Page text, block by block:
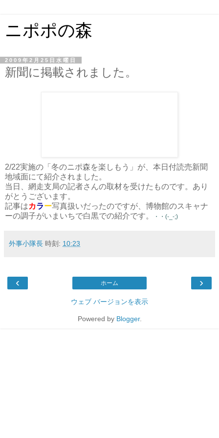
ニポポの森
2009年2月25日水曜日
新聞に掲載されました。
2/22実施の「冬のニポ森を楽しもう」が、本日付読売新聞
地域面にて紹介されました。
当日、網走支局の記者さんの取材を受けたものです。あり
がとうございます。
記事はカラー写真扱いだったのですが、博物館のスキャナ
ーの調子がいまいちで白黒での紹介です。
・・(-_-;)
外事小隊長 時刻: 10:23
‹ ›
ホーム
ウェブ バージョンを表示
Powered by Blogger.